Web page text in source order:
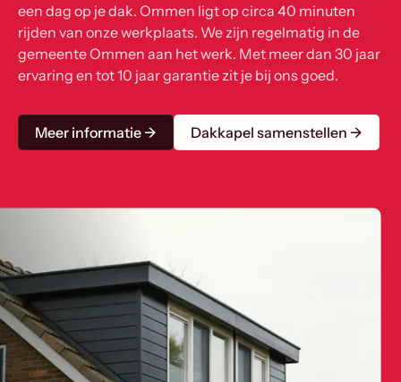
een dag op je dak. Ommen ligt op circa 40 minuten
rijden van onze werkplaats. We zijn regelmatig in de
gemeente Ommen aan het werk. Met meer dan 30 jaar
ervaring en tot 10 jaar garantie zit je bij ons goed.
Meer informatie → Dakkapel samenstellen →